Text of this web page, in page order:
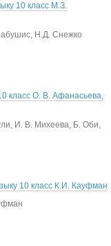
10 класс М.З.
Н.Д. Снежко
класс О. В. Афанасьева,
И. В. Михеева, Б. Оби,
10 класс К.И. Кауфман